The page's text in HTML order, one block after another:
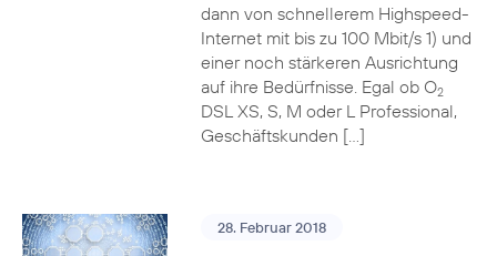
dann von schnellerem Highspeed-
Internet mit bis zu 100 Mbit/s 1) und
einer noch stärkeren Ausrichtung
auf ihre Bedürfnisse. Egal ob O2
DSL XS, S, M oder L Professional,
Geschäftskunden […]
28. Februar 2018